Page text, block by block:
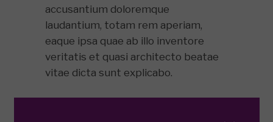
accusantium doloremque
laudantium, totam rem aperiam,
eaque ipsa quae ab illo inventore
veritatis et quasi architecto beatae
vitae dicta sunt explicabo.